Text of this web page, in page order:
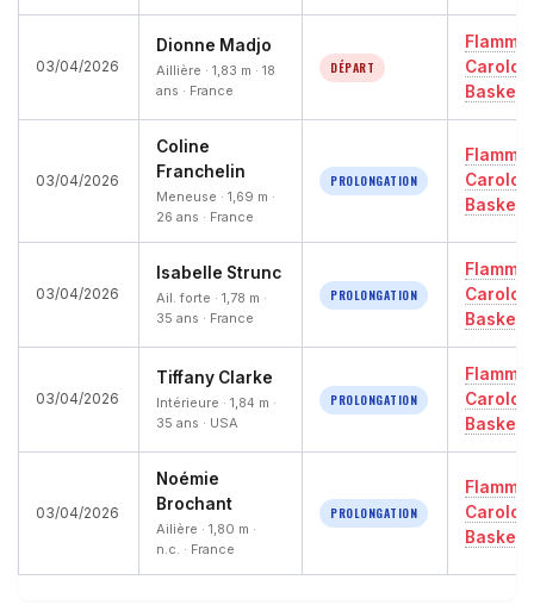
03/04/2026
Dionne Madjo
Aillière · 1,83 m · 18
ans · France
DÉPART
Carolo
Basket
03/04/2026
Coline
Franchelin
Meneuse · 1,69 m ·
26 ans · France
PROLONGATION
Carolo
Basket
03/04/2026
Isabelle Strunc
Ail. forte · 1,78 m ·
35 ans · France
PROLONGATION
Carolo
Basket
03/04/2026
Tiffany Clarke
Intérieure · 1,84 m ·
35 ans · USA
PROLONGATION
Carolo
Basket
03/04/2026
Noémie
Brochant
Ailière · 1,80 m ·
n.c. · France
PROLONGATION
Carolo
Basket